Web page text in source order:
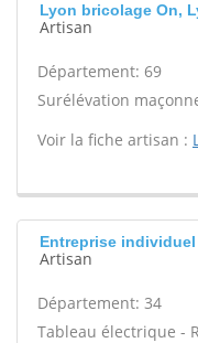
Lyon bricolage On,
Artisan
Département: 69
Surélévation
Voir la fiche artisan :
Entreprise
Artisan
Département: 34
Tableau électrique -